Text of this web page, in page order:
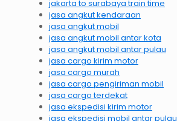
jakarta to surabaya train time
jasa angkut kendaraan
jasa angkut mobil
jasa angkut mobil antar kota
jasa angkut mobil antar pulau
jasa cargo kirim motor
jasa cargo murah
jasa cargo pengiriman mobil
jasa cargo terdekat
jasa ekspedisi kirim motor
jasa ekspedisi mobil antar pulau